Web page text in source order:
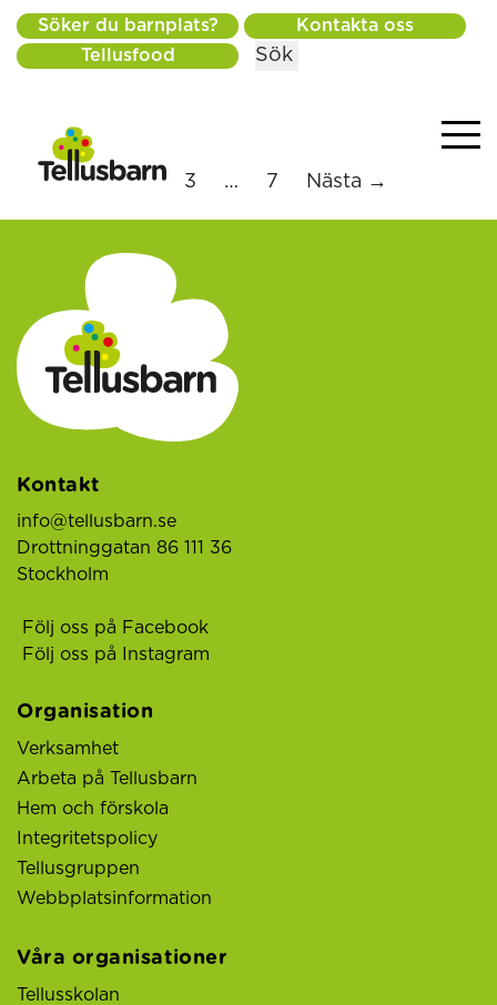
Söker du barnplats?
Kontakta oss
Tellusfood
Sök
1 2 3 … 7 Nästa →
Kontakt
info@tellusbarn.se
Drottninggatan 86 111 36
Stockholm
Följ oss på Facebook
Följ oss på Instagram
Organisation
Verksamhet
Arbeta på Tellusbarn
Hem och förskola
Integritetspolicy
Tellusgruppen
Webbplatsinformation
Våra organisationer
Tellusskolan